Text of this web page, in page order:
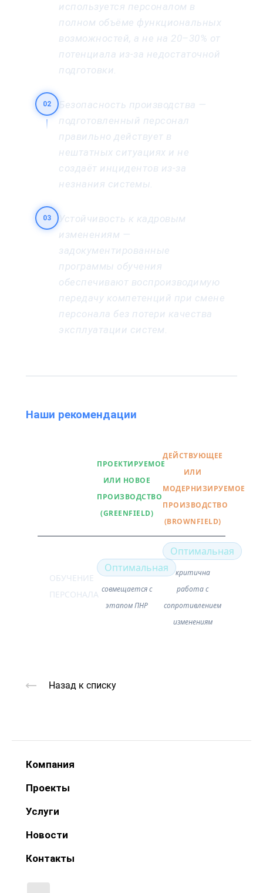
используется персоналом в
полном объёме функциональных
возможностей, а не на 20–30% от
потенциала из-за недостаточной
подготовки.
02
Безопасность производства —
подготовленный персонал
правильно действует в
нештатных ситуациях и не
создаёт инцидентов из-за
незнания системы.
03
Устойчивость к кадровым
изменениям —
задокументированные
программы обучения
обеспечивают воспроизводимую
передачу компетенций при смене
персонала без потери качества
эксплуатации систем.
Наши рекомендации
ПРОЕКТИРУЕМОЕ
ИЛИ НОВОЕ
ПРОИЗВОДСТВО
(GREENFIELD)
ДЕЙСТВУЮЩЕЕ
ИЛИ
МОДЕРНИЗИРУЕМОЕ
ПРОИЗВОДСТВО
(BROWNFIELD)
ОБУЧЕНИЕ
ПЕРСОНАЛА
Оптимальная
совмещается с
этапом ПНР
Оптимальная
критична
работа с
сопротивлением
изменениям
Назад к списку
Компания
Проекты
Услуги
Новости
Контакты